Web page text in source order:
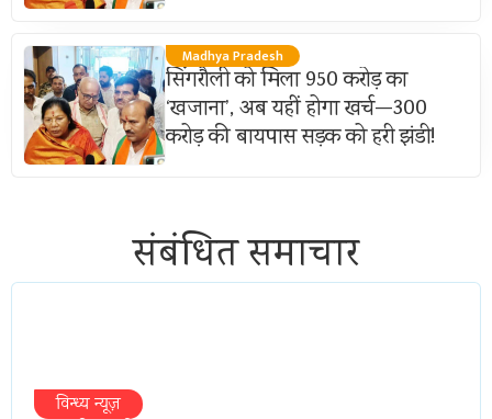
Madhya Pradesh
सिंगरौली को मिला 950 करोड़ का
‘खजाना’, अब यहीं होगा खर्च—300
करोड़ की बायपास सड़क को हरी झंडी!
संबंधित समाचार
विन्ध्य न्यूज़